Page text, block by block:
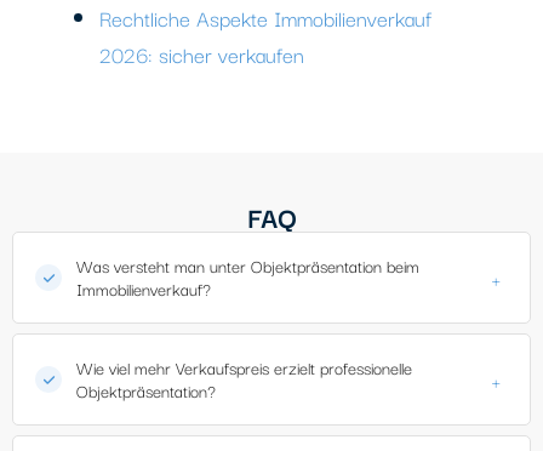
Rechtliche Aspekte Immobilienverkauf
2026: sicher verkaufen
FAQ
Was versteht man unter Objektpräsentation beim
Immobilienverkauf?
+
Wie viel mehr Verkaufspreis erzielt professionelle
Objektpräsentation?
+